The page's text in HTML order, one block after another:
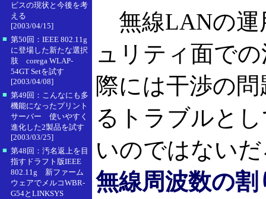
ビスの現状と今後を考
える
[2003/04/15]
■ 第50回：IEEE 802.11g
に登場した新たな選択
肢 corega WLAP-
54GT Setを試す
[2003/04/08]
■ 第49回：こんなにも多
機能になったプリント
サーバー 使いやすく
進化した2製品を試す
[2003/03/25]
■ 第48回：汚名返上を目
指すドラフト版IEEE
802.11g 新ファーム
ウェアでメルコWBR-
G54とLINKSYS
無線LANの運
ュリティ面で
際には干渉の
るトラブルと
いのではない
無線周波数の